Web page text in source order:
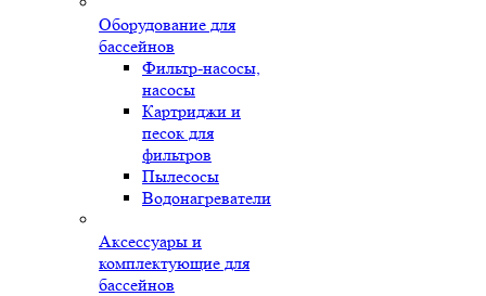
Оборудование для
бассейнов
Фильтр-насосы,
насосы
Картриджи и
песок для
фильтров
Пылесосы
Водонагреватели
Аксессуары и
комплектующие для
бассейнов